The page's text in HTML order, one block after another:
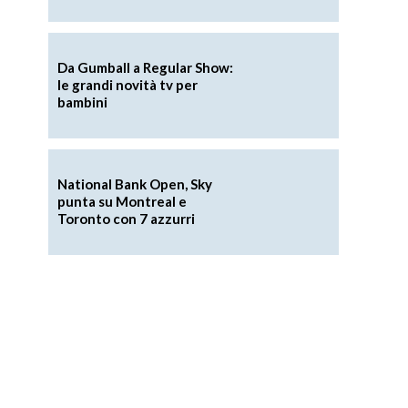
Da Gumball a Regular Show:
le grandi novità tv per
bambini
National Bank Open, Sky
punta su Montreal e
Toronto con 7 azzurri